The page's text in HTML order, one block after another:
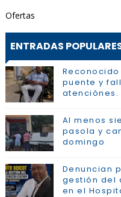
Ofertas
ENTRADAS
Reconocido
puente y
atenciónes.
Al menos
pasola y
domingo
Denuncian
gestión del
en el